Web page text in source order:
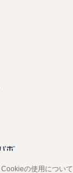
Cookieの使用について